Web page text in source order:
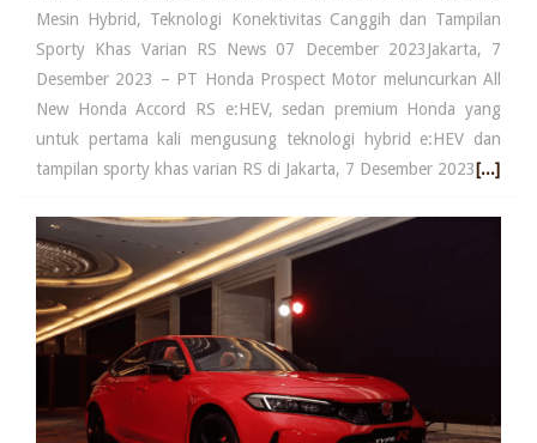
Mesin Hybrid, Teknologi Konektivitas Canggih dan Tampilan
Sporty Khas Varian RS News 07 December 2023Jakarta, 7
Desember 2023 – PT Honda Prospect Motor meluncurkan All
New Honda Accord RS e:HEV, sedan premium Honda yang
untuk pertama kali mengusung teknologi hybrid e:HEV dan
tampilan sporty khas varian RS di Jakarta, 7 Desember 2023[...]